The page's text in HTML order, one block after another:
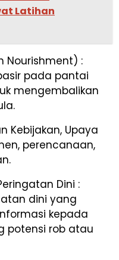
Latihan
Nourishment) :
pada pantai
mengembalikan
Kebijakan, Upaya
perencanaan,
Dini :
dini yang
kepada
potensi rob atau